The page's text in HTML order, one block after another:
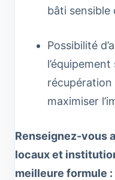
bâti sensible
Possibilité
maximiser
Renseignez-vous
locaux et
meilleure formule